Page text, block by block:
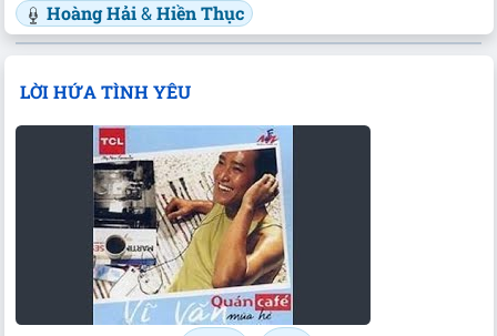
Hoàng Hải&Hiền Thục
LỜI HỨA TÌNH YÊU